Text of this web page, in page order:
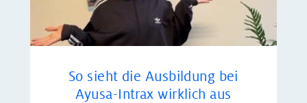
So sieht die Ausbildung bei
Ayusa-Intrax wirklich aus